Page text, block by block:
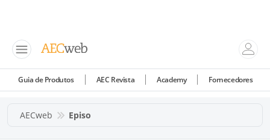
Guia de Produtos AEC Revista Academy Fornecedores
AECweb Episo